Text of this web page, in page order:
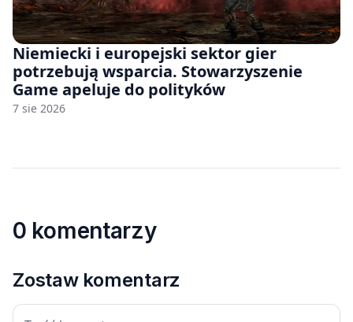
Niemiecki i europejski sektor gier
potrzebują wsparcia. Stowarzyszenie
Game apeluje do polityków
7 sie 2026
0 komentarzy
Zostaw komentarz